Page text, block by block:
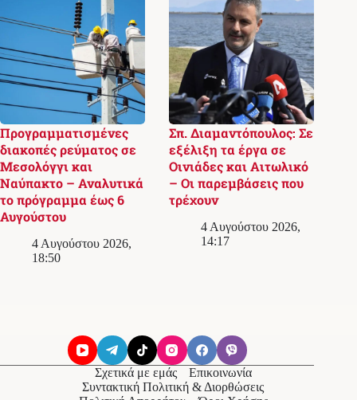
Προγραμματισμένες
διακοπές ρεύματος σε
Μεσολόγγι και
Ναύπακτο – Αναλυτικά
το πρόγραμμα έως 6
Αυγούστου
4 Αυγούστου 2026,
18:50
Σπ. Διαμαντόπουλος: Σε
εξέλιξη τα έργα σε
Οινιάδες και Αιτωλικό
– Οι παρεμβάσεις που
τρέχουν
4 Αυγούστου 2026,
14:17
Σχετικά με εμάς
Επικοινωνία
Συντακτική Πολιτική & Διορθώσεις